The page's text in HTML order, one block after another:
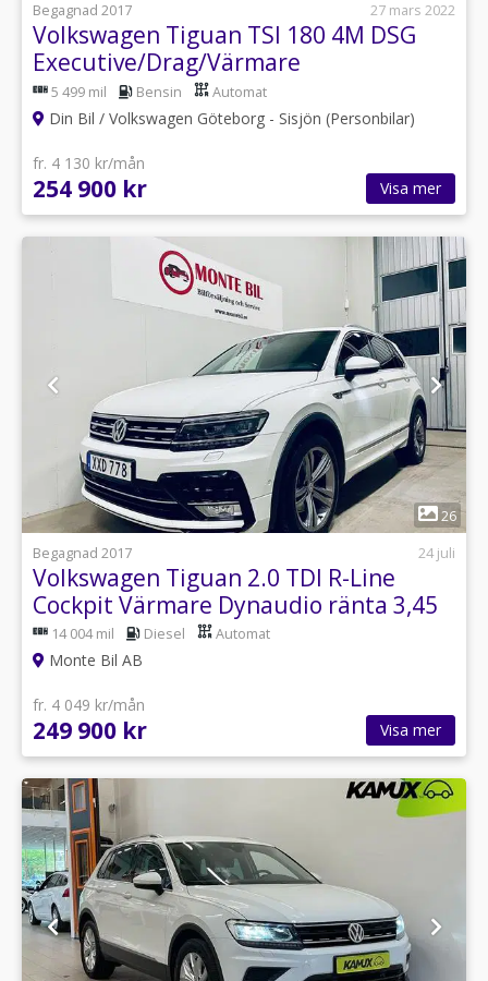
Begagnad 2017
27 mars 2022
Volkswagen Tiguan TSI 180 4M DSG
Executive/Drag/Värmare
5 499 mil Bensin Automat
Din Bil / Volkswagen Göteborg - Sisjön (Personbilar)
fr. 4 130 kr/mån
254 900 kr Visa mer
1
26
Begagnad 2017
24 juli
Volkswagen Tiguan 2.0 TDI R-Line
Cockpit Värmare Dynaudio ränta 3,45
% 14 004 mil Diesel Automat
Monte Bil AB
fr. 4 049 kr/mån
249 900 kr Visa mer